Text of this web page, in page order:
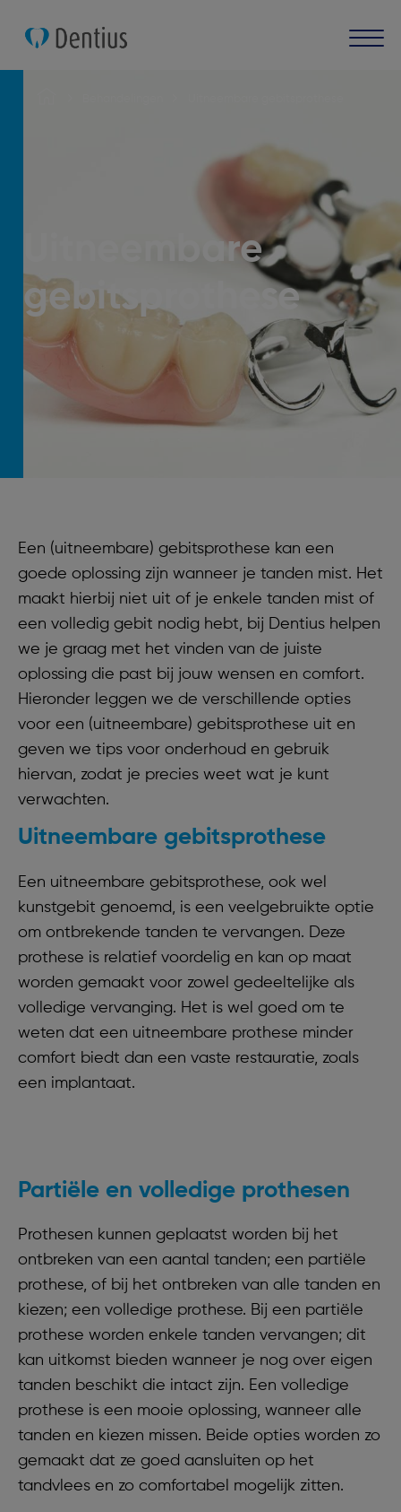
Uitneembare
gebitsprothese
Een (uitneembare) gebitsprothese kan een
goede oplossing zijn wanneer je tanden mist. Het
maakt hierbij niet uit of je enkele tanden mist of
een volledig gebit nodig hebt, bij Dentius helpen
we je graag met het vinden van de juiste
oplossing die past bij jouw wensen en comfort.
Hieronder leggen we de verschillende opties
voor een (uitneembare) gebitsprothese uit en
geven we tips voor onderhoud en gebruik
hiervan, zodat je precies weet wat je kunt
verwachten.
Uitneembare gebitsprothese
Een uitneembare gebitsprothese, ook wel
kunstgebit genoemd, is een veelgebruikte optie
om ontbrekende tanden te vervangen. Deze
prothese is relatief voordelig en kan op maat
worden gemaakt voor zowel gedeeltelijke als
volledige vervanging. Het is wel goed om te
weten dat een uitneembare prothese minder
comfort biedt dan een vaste restauratie, zoals
een implantaat.
Partiële en volledige prothesen
Prothesen kunnen geplaatst worden bij het
ontbreken van een aantal tanden; een partiële
prothese, of bij het ontbreken van alle tanden en
kiezen; een volledige prothese. Bij een partiële
prothese worden enkele tanden vervangen; dit
kan uitkomst bieden wanneer je nog over eigen
tanden beschikt die intact zijn. Een volledige
prothese is een mooie oplossing, wanneer alle
tanden en kiezen missen. Beide opties worden zo
gemaakt dat ze goed aansluiten op het
tandvlees en zo comfortabel mogelijk zitten.